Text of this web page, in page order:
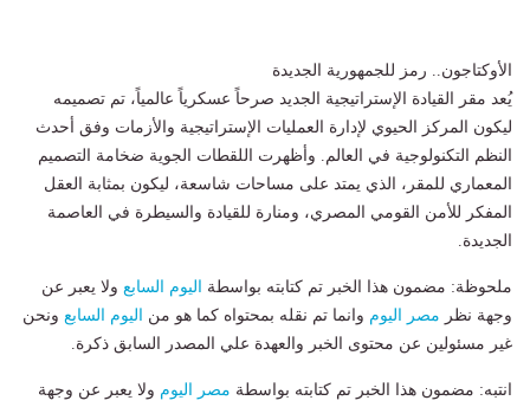
الأوكتاجون.. رمز للجمهورية الجديدة
يُعد مقر القيادة الإستراتيجية الجديد صرحاً عسكرياً عالمياً، تم تصميمه
ليكون المركز الحيوي لإدارة العمليات الإستراتيجية والأزمات وفق أحدث
النظم التكنولوجية في العالم. وأظهرت اللقطات الجوية ضخامة التصميم
المعماري للمقر، الذي يمتد على مساحات شاسعة، ليكون بمثابة العقل
المفكر للأمن القومي المصري، ومنارة للقيادة والسيطرة في العاصمة
الجديدة.
ملحوظة: مضمون هذا الخبر تم كتابته بواسطة اليوم السابع ولا يعبر عن
وجهة نظر مصر اليوم وانما تم نقله بمحتواه كما هو من اليوم السابع ونحن
غير مسئولين عن محتوى الخبر والعهدة علي المصدر السابق ذكرة.
انتبه: مضمون هذا الخبر تم كتابته بواسطة مصر اليوم ولا يعبر عن وجهة